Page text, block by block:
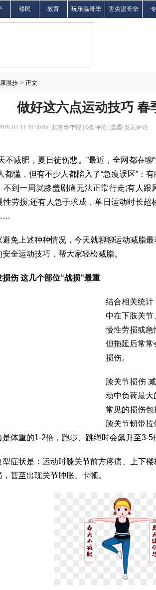
移民 教育 玩乐温哥华 舌尖温哥华
漫步 > 正文
做好这六点运动技巧 春
04-11 20:30:05 北京青年报 | 0条评论 | 查看/发表评论
不减肥，夏日徒伤悲。”最近，全网都在聊
都懂，但有不少人都陷入了“急瘦误区”：
不到一周就膝盖剧痛无法正常行走;有人跟
性劳损;还有人急于求成，单日运动时长超
避免上述种种情况，今天就聊聊运动减脂
全运动技巧，帮大家轻松减脂。
伤 这几个部位“战损”最重
结合相关统
中在下肢关节
慢性劳损或急
但拖延后常
损伤。
膝关节损伤
动中负荷最大
常见的损伤包
膝关节韧带
体重的1-2倍，跑步、跳绳时会飙升至3-5
型症状是：运动时膝关节前方疼痛、上下
甚至出现关节肿胀、卡顿。